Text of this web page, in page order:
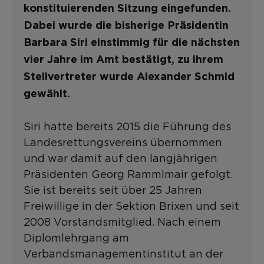
konstituierenden Sitzung eingefunden.
Dabei wurde die bisherige Präsidentin
Barbara Siri einstimmig für die nächsten
vier Jahre im Amt bestätigt, zu ihrem
Stellvertreter wurde Alexander Schmid
gewählt.
Siri hatte bereits 2015 die Führung des
Landesrettungsvereins übernommen
und war damit auf den langjährigen
Präsidenten Georg Rammlmair gefolgt.
Sie ist bereits seit über 25 Jahren
Freiwillige in der Sektion Brixen und seit
2008 Vorstandsmitglied. Nach einem
Diplomlehrgang am
Verbandsmanagementinstitut an der